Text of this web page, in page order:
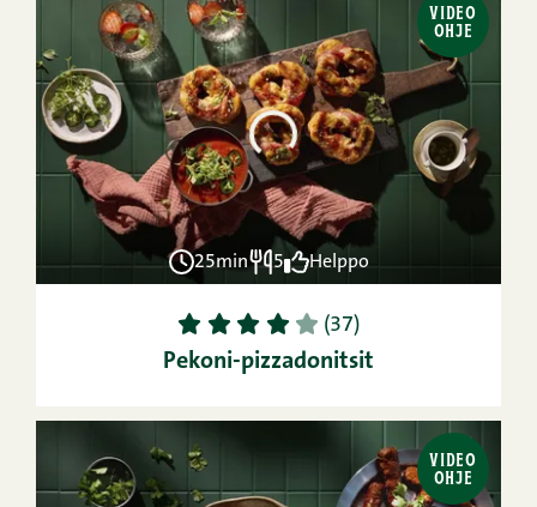
VIDEO
OHJE
25min 5 Helppo
1 2 3 4 5 (37)
Pekoni-pizzadonitsit
VIDEO
OHJE